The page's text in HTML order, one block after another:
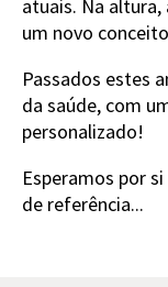
atuais. Na
um novo
Passados estes
da saúde, com
personalizado!
Esperamos por
de referência...